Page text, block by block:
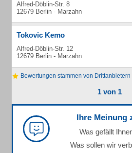
Alfred-Döblin-Str. 8
12679 Berlin - Marzahn
Tokovic Kemo
Alfred-Döblin-Str. 12
12679 Berlin - Marzahn
Bewertungen stammen von Drittanbietern
1 von 1
Ihre Meinung
Was gefällt
Was sollen wir